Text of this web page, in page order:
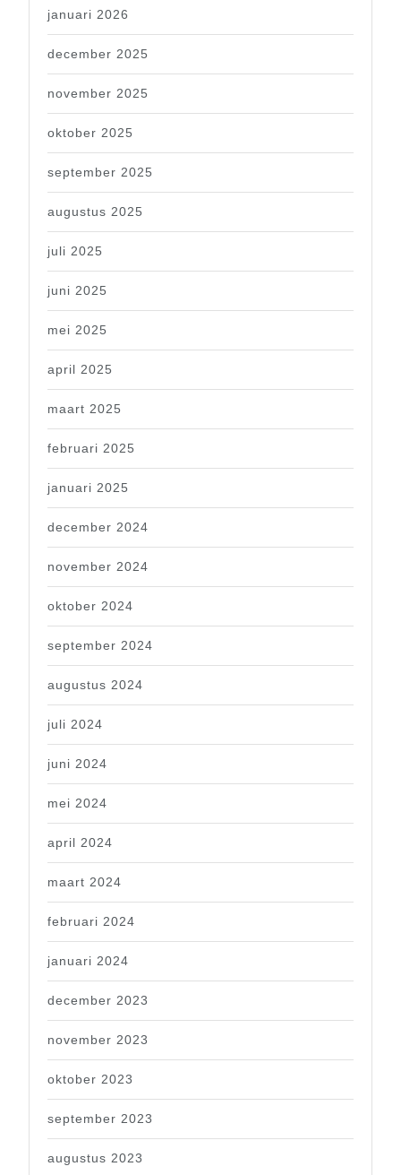
januari 2026
december 2025
november 2025
oktober 2025
september 2025
augustus 2025
juli 2025
juni 2025
mei 2025
april 2025
maart 2025
februari 2025
januari 2025
december 2024
november 2024
oktober 2024
september 2024
augustus 2024
juli 2024
juni 2024
mei 2024
april 2024
maart 2024
februari 2024
januari 2024
december 2023
november 2023
oktober 2023
september 2023
augustus 2023